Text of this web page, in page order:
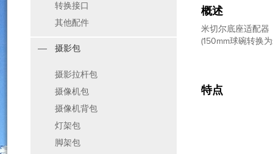
转换接口
其他配件
摄影包
摄影拉杆包
摄像机包
摄像机背包
灯架包
脚架包
概述
米切尔底座适配器
(150mm球碗转换
特点